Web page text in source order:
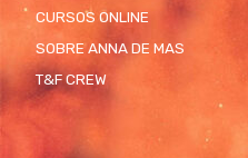
CURSOS ONLINE
SOBRE ANNA DE MAS
T&F CREW